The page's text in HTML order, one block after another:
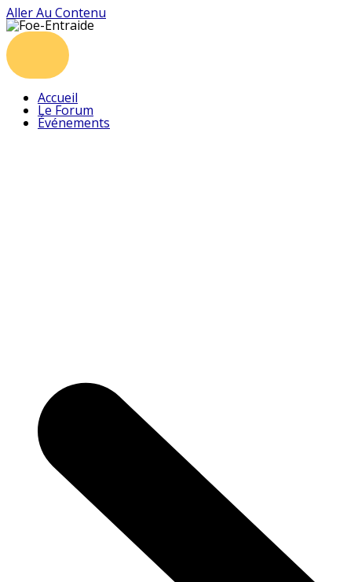
Aller Au Contenu
Accueil
Le Forum
Événements